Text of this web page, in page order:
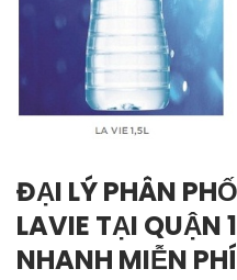
ĐẠI LÝ PHÂN
LAVIE TẠI QUẬN
NHANH MIỄN PHÍ